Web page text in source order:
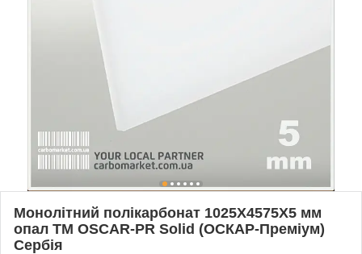
Монолітний полікарбонат 1025Х4575Х5 мм
опал TM OSCAR-PR Solid (ОСКАР-Преміум)
Сербія